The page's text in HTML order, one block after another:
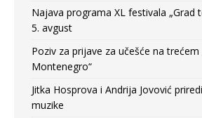
Najava programa XL festivala „Grad
5. avgust
Poziv za prijave za učešće na trećem
Montenegro“
Jitka Hosprova i Andrija Jovović
muzike